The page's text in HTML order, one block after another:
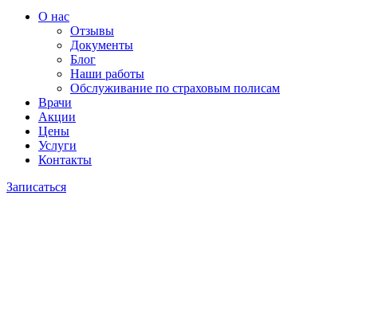
О нас
Отзывы
Документы
Блог
Наши работы
Обслуживание по страховым полисам
Врачи
Акции
Цены
Услуги
Контакты
Записаться